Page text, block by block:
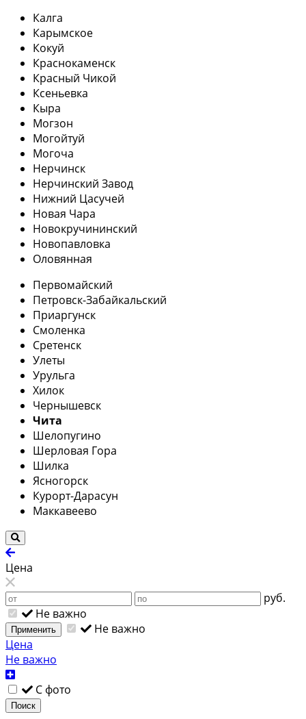
Калга
Карымское
Кокуй
Краснокаменск
Красный Чикой
Ксеньевка
Кыра
Могзон
Могойтуй
Могоча
Нерчинск
Нерчинский Завод
Нижний Цасучей
Новая Чара
Новокручининский
Новопавловка
Оловянная
Первомайский
Петровск-Забайкальский
Приаргунск
Смоленка
Сретенск
Улеты
Урульга
Хилок
Чернышевск
Чита
Шелопугино
Шерловая Гора
Шилка
Ясногорск
Курорт-Дарасун
Маккавеево
Цена
руб.
Не важно
Применить
Не важно
Цена
Не важно
С фото
Поиск